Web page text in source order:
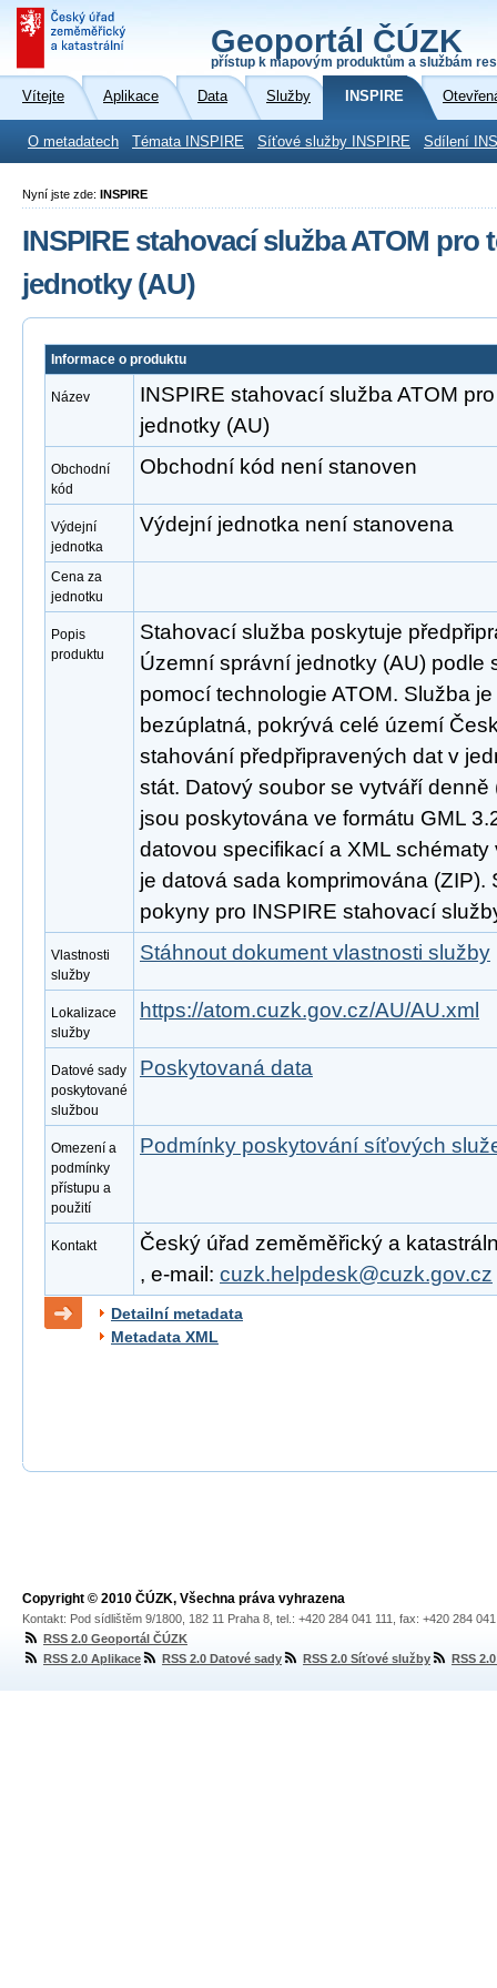
Geoportál ČÚZK
přístup k mapovým produktům a službám
Vítejte Aplikace Data Služby INSPIRE
O metadatech Témata INSPIRE Síťové služby INSPIRE Sdílení
Nyní jste zde: INSPIRE
INSPIRE stahovací služba ATOM pro
jednotky (AU)
Informace o produktu
Název
INSPIRE stahovací služba ATOM
jednotky (AU)
Obchodní
kód
Obchodní kód není stanoven
Výdejní
jednotka
Výdejní jednotka není stanovena
Cena za
jednotku
Popis
produktu
Stahovací služba poskytuje
Územní správní jednotky (AU) podle
pomocí technologie ATOM. Služba
bezúplatná, pokrývá celé území
stahování předpřipravených dat v
stát. Datový soubor se vytváří
jsou poskytována ve formátu GML
datovou specifikací a XML
je datová sada komprimována
pokyny pro INSPIRE stahovací
Vlastnosti
služby
Stáhnout dokument vlastnosti služby
Lokalizace
služby
https://atom.cuzk.gov.cz/AU/AU.xml
Datové sady
poskytované
službou
Poskytovaná data
Omezení a
podmínky
přístupu a
použití
Podmínky poskytování síťových
Kontakt
Český úřad zeměměřický a
, e-mail: cuzk.helpdesk@cuzk.gov.cz
Detailní metadata
Metadata XML
Copyright © 2010 ČÚZK, Všechna práva vyhrazena
Kontakt: Pod sídlištěm 9/1800, 182 11 Praha 8, tel.: +420 284 041 111, fax: +420 284
RSS 2.0 Geoportál ČÚZK
RSS 2.0 Aplikace
RSS 2.0 Datové sady RSS 2.0 Síťové služby RSS